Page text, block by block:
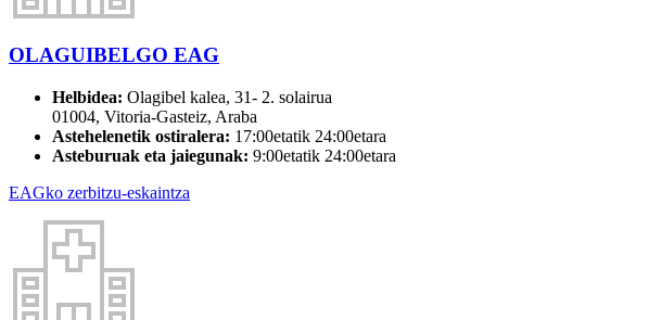
OLAGUIBELGO EAG
Helbidea: Olagibel kalea, 31- 2. solairua
01004, Vitoria-Gasteiz, Araba
Astehelenetik ostiralera: 17:00etatik 24:00etara
Asteburuak eta jaiegunak: 9:00etatik 24:00etara
EAGko zerbitzu-eskaintza